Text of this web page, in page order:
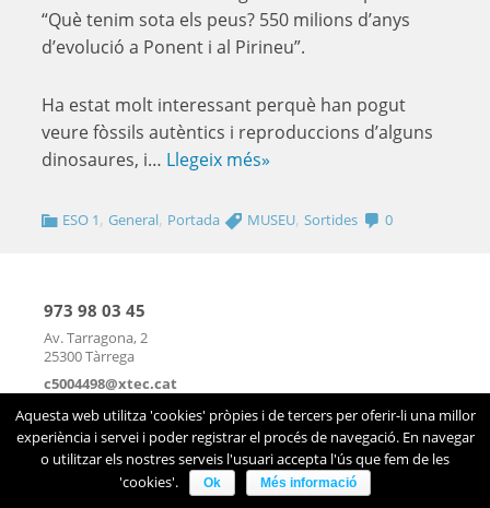
“Què tenim sota els peus? 550 milions d’anys
d’evolució a Ponent i al Pirineu”.
Ha estat molt interessant perquè han pogut
veure fòssils autèntics i reproduccions d’alguns
dinosaures, i… Llegeix més»
ESO 1, General, Portada MUSEU,Sortides 0
973 98 03 45
Av. Tarragona, 2
25300 Tàrrega
c5004498@xtec.cat
mapa
| contacte
Sobre el web|©2026 Infoself Group |WordPress
Aquesta web utilitza 'cookies' pròpies i de tercers per oferir-li una millor
experiència i servei i poder registrar el procés de navegació. En navegar
o utilitzar els nostres serveis l'usuari accepta l'ús que fem de les
'cookies'.
Ok Més informació